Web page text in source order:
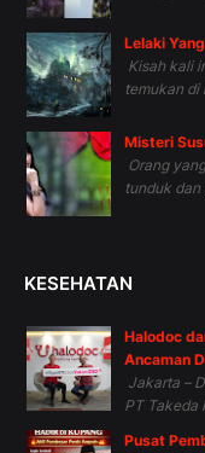
Lelaki
Kisah kali
temukan di
Misteri
Orang
tunduk
KESEHATAN
Halodoc
Ancaman
Jakarta –
PT Takeda
Pusat